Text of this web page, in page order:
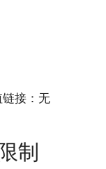
接：无
制